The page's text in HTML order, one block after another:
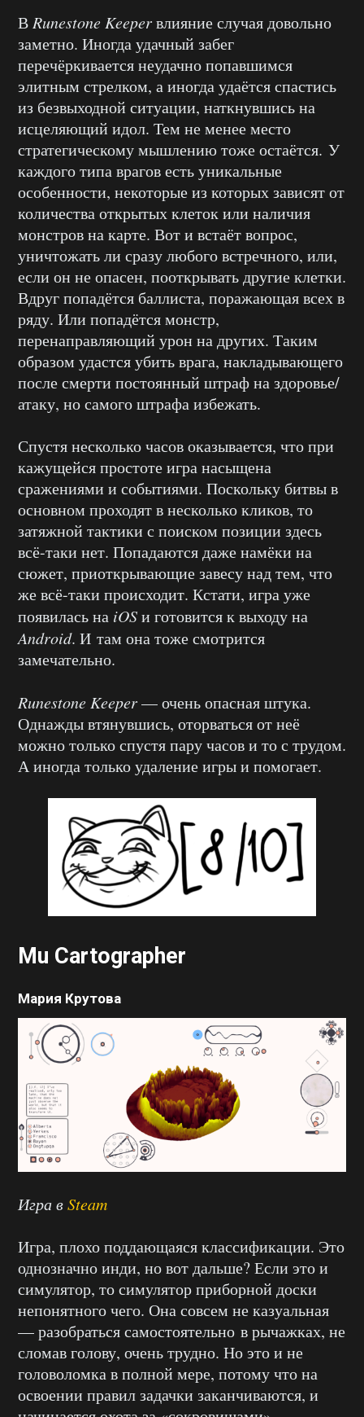
В Runestone Keeperвлияние случая довольно
заметно. Иногда удачный забег
перечёркивается неудачно попавшимся
элитным стрелком, а иногда удаётся спастись
из безвыходной ситуации, наткнувшись на
исцеляющий идол. Тем не менее место
стратегическому мышлению тоже остаётся. У
каждого типа врагов есть уникальные
особенности, некоторые из которых зависят от
количества открытых клеток или наличия
монстров на карте. Вот и встаёт вопрос,
уничтожать ли сразу любого встречного, или,
если он не опасен, пооткрывать другие клетки.
Вдруг попадётся баллиста, поражающая всех в
ряду. Или попадётся монстр,
перенаправляющий урон на других. Таким
образом удастся убить врага, накладывающего
после смерти постоянный штраф на здоровье/
атаку, но самого штрафа избежать.
Спустя несколько часов оказывается, что при
кажущейся простоте игра насыщена
сражениями и событиями. Поскольку битвы в
основном проходят в несколько кликов, то
затяжной тактики с поиском позиции здесь
всё-таки нет. Попадаются даже намёки на
сюжет, приоткрывающие завесу над тем, что
же всё-таки происходит. Кстати, игра уже
появилась на iOSи готовится к выходу на
Android. И там она тоже смотрится
замечательно.
Runestone Keeper— очень опасная штука.
Однажды втянувшись, оторваться от неё
можно только спустя пару часов и то с трудом.
А иногда только удаление игры и помогает.
Mu Cartographer
Мария Крутова
Игра вSteam
Игра, плохо поддающаяся классификации. Это
однозначно инди, но вот дальше? Если это и
симулятор, то симулятор приборной доски
непонятного чего. Она совсем не казуальная
— разобраться самостоятельно в рычажках, не
сломав голову, очень трудно. Но это и не
головоломка в полной мере, потому что на
освоении правил задачки заканчиваются, и